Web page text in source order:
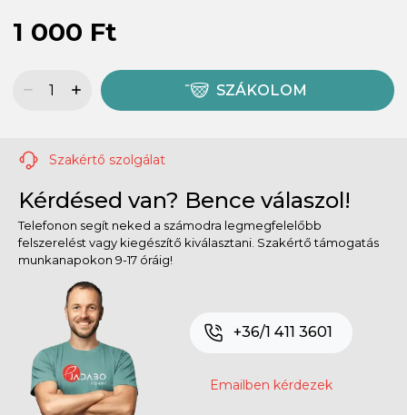
1 000 Ft
SZÁKOLOM
Szakértő szolgálat
Kérdésed van? Bence válaszol!
Telefonon segít neked a számodra legmegfelelőbb
felszerelést vagy kiegészítő kiválasztani. Szakértő támogatás
munkanapokon 9-17 óráig!
+36/1 411 3601
Emailben kérdezek